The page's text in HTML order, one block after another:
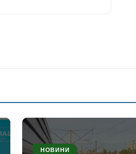
НОВИНИ